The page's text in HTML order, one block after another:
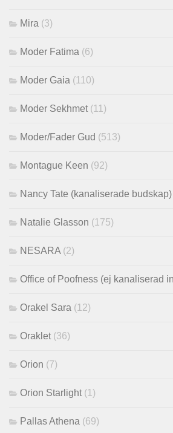
Mira (3)
Moder Fatima (6)
Moder Gaia (110)
Moder Sekhmet (11)
Moder/Fader Gud (513)
Montague Keen (92)
Nancy Tate (kanaliserade budskap)
Natalie Glasson (175)
NESARA (2)
Office of Poofness (ej kanaliserad
Orakel Sara (12)
Oraklet (36)
Orion (7)
Orion Starlight (1)
Pallas Athena (69)